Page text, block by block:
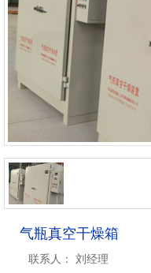
气瓶真空干燥箱
联系人：
刘经理